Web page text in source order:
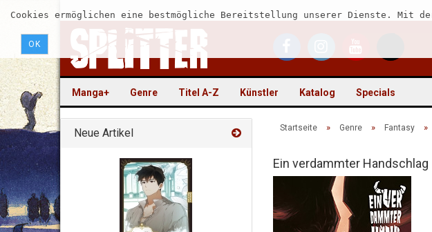
Cookies ermöglichen eine bestmögliche Bereitstellung unserer Dienste. Mit
OK
Manga+ Genre Titel A-Z Künstler Katalog Specials
Startseite » Genre » Fantasy »
Ein verdammter Handschlag
Neue Artikel